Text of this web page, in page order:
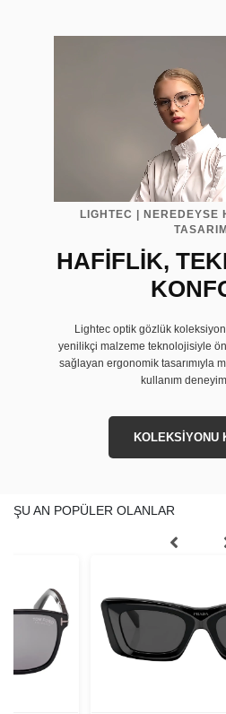
LIGHTEC | NEREDEYSE
HAFİFLİK,
Lightec optik gözlük
yenilikçi malzeme teknolojisiyle
sağlayan ergonomik tasarımıyla
kullanım
KOLEKSİYONU
ŞU AN POPÜLER OLANLAR